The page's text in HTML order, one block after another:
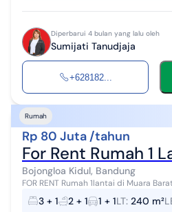
Diperbarui 4 bulan yang lalu oleh
Sumijati Tanudjaja
+628182...
Rumah
Rp 80 Juta /tahun
For Rent Rumah 1
Bojongloa Kidul, Bandung
FOR RENT Rumah 1lantai di Muara Barat Luas 240mtr Bangunan
180mtr Lebar 12 Kt 3+1 Km 2+1 Listrik
Carport 1 Taman dep...
3 + 1 2 + 1 1 + 1LT: 240 m²